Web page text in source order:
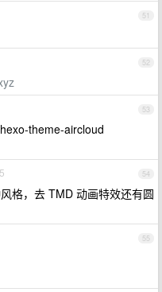
51
52
53
theme-aircloud
54
格，去 TMD 动画特效还有圆
55